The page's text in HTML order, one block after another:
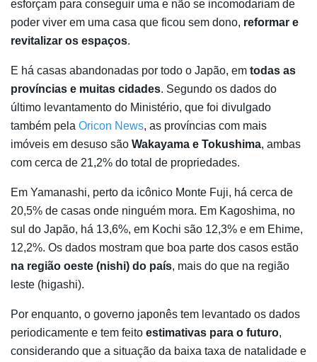
esforçam para conseguir uma e não se incomodariam de
poder viver em uma casa que ficou sem dono, reformar e
revitalizar os espaços.
E há casas abandonadas por todo o Japão, em todas as
províncias e muitas cidades. Segundo os dados do
último levantamento do Ministério, que foi divulgado
também pela Oricon News, as províncias com mais
imóveis em desuso são Wakayama e Tokushima, ambas
com cerca de 21,2% do total de propriedades.
Em Yamanashi, perto da icônico Monte Fuji, há cerca de
20,5% de casas onde ninguém mora. Em Kagoshima, no
sul do Japão, há 13,6%, em Kochi são 12,3% e em Ehime,
12,2%. Os dados mostram que boa parte dos casos estão
na região oeste (nishi) do país, mais do que na região
leste (higashi).
Por enquanto, o governo japonês tem levantado os dados
periodicamente e tem feito estimativas para o futuro,
considerando que a situação da baixa taxa de natalidade e